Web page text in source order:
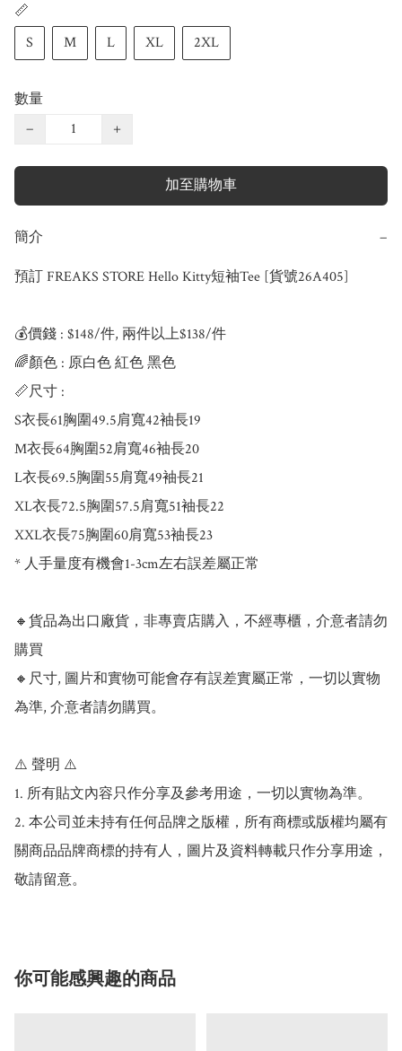
📏
S
M L XL 2XL
數量
−
+
加至購物車
簡介 −
預訂 FREAKS STORE Hello Kitty短袖Tee [貨號26A405]
💰價錢 : $148/件, 兩件以上$138/件
🌈顏色 : 原白色 紅色 黑色
📏尺寸 :
S衣長61胸圍49.5肩寬42袖長19
M衣長64胸圍52肩寬46袖長20
L衣長69.5胸圍55肩寬49袖長21
XL衣長72.5胸圍57.5肩寬51袖長22
XXL衣長75胸圍60肩寬53袖長23
* 人手量度有機會1-3cm左右誤差屬正常
🔸貨品為出口廠貨，非專賣店購入，不經專櫃，介意者請勿
購買
🔸尺寸, 圖片和實物可能會存有誤差實屬正常，一切以實物
為準, 介意者請勿購買。
⚠️ 聲明 ⚠️
1. 所有貼文內容只作分享及參考用途，一切以實物為準。
2. 本公司並未持有任何品牌之版權，所有商標或版權均屬有
關商品品牌商標的持有人，圖片及資料轉載只作分享用途，
敬請留意。
你可能感興趣的商品